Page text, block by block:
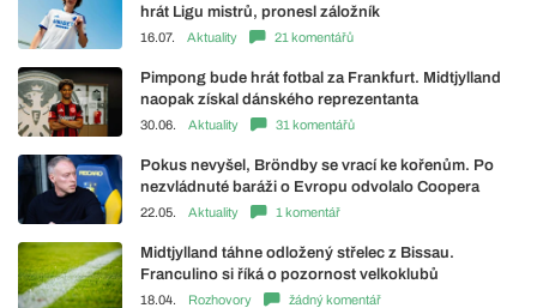
hrát Ligu mistrů, pronesl záložník
16.07. Aktuality 21 komentářů
Pimpong bude hrát fotbal za Frankfurt. Midtjylland
naopak získal dánského reprezentanta
30.06. Aktuality 31 komentářů
Pokus nevyšel, Bröndby se vrací ke kořenům. Po
nezvládnuté baráži o Evropu odvolalo Coopera
22.05. Aktuality 1 komentář
Midtjylland táhne odložený střelec z Bissau.
Franculino si říká o pozornost velkoklubů
18.04. Rozhovory žádný komentář